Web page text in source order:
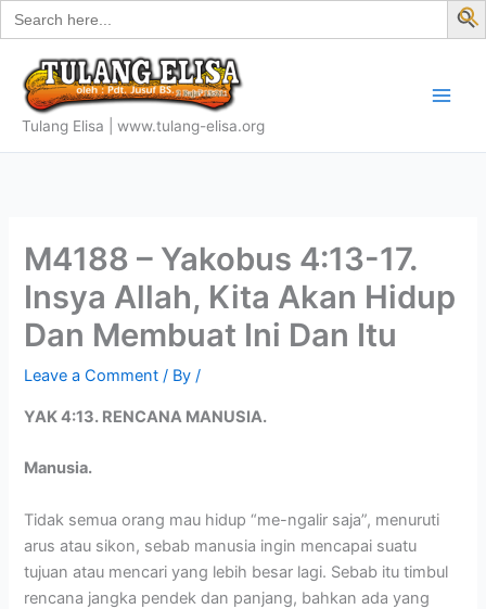
Search
for:
Skip
to
content
Tulang Elisa | www.tulang-elisa.org
M4188 – Yakobus 4:13-17.
Insya Allah, Kita Akan Hidup
Dan Membuat Ini Dan Itu
Leave a Comment / By/
YAK 4:13. RENCANA MANUSIA.
Manusia.
Tidak semua orang mau hidup “me-ngalir saja”, menuruti
arus atau sikon, sebab manusia ingin mencapai suatu
tujuan atau mencari yang lebih besar lagi. Sebab itu timbul
rencana jangka pendek dan panjang, bahkan ada yang